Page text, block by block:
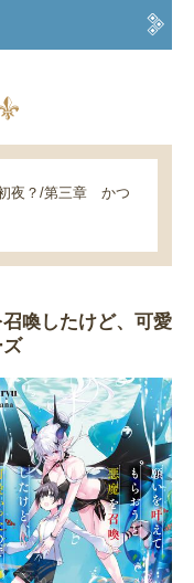
夜？/第三章 かつ
召喚したけど、可愛